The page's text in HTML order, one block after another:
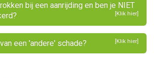
bij een aanrijding en ben je NIET
[Klik hier]
een 'andere' schade? [Klik hier]